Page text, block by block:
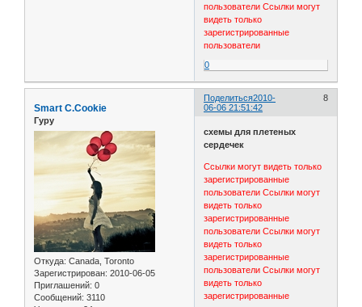
пользователи Ссылки могут
видеть только
зарегистрированные
пользователи
0
Поделиться 8
2010-
06-06 21:51:42
Smart C.Cookie
Гуру
Откуда: Canada, Toronto
Зарегистрирован: 2010-06-05
Приглашений: 0
Сообщений: 3110
схемы для плетеных
сердечек
Ссылки могут видеть только
зарегистрированные
пользователи Ссылки могут
видеть только
зарегистрированные
пользователи Ссылки могут
видеть только
зарегистрированные
пользователи Ссылки могут
видеть только
зарегистрированные